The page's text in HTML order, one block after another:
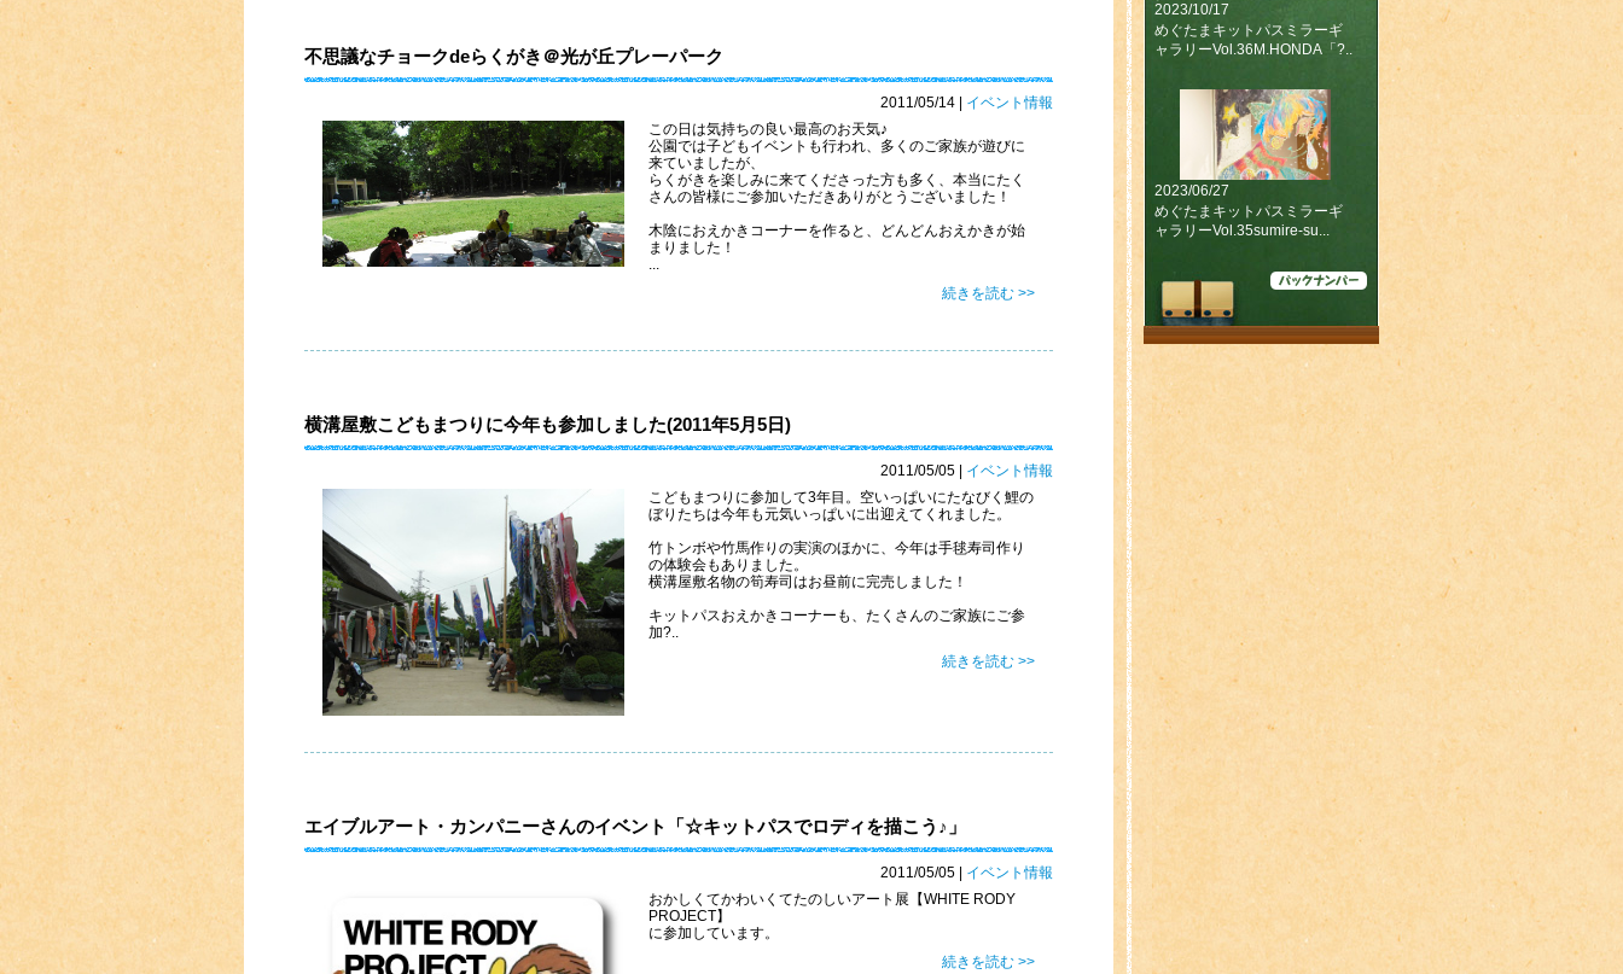
不思議なチョークdeらくがき＠光が丘プレーパーク
2011/05/14 | イベント情報
この日は気持ちの良い最高のお天気♪
公園では子どもイベントも行われ、多くのご家族が遊びに
来ていましたが、
らくがきを楽しみに来てくださった方も多く、本当にたく
さんの皆様にご参加いただきありがとうございました！
木陰におえかきコーナーを作ると、どんどんおえかきが始
まりました！
続きを読む >>
横溝屋敷こどもまつりに今年も参加しました(2011年5月5日)
2011/05/05 | イベント情報
こどもまつりに参加して3年目。空いっぱいにたなびく鯉の
ぼりたちは今年も元気いっぱいに出迎えてくれました。
竹トンボや竹馬作りの実演のほかに、今年は手毬寿司作り
の体験会もありました。
横溝屋敷名物の筍寿司はお昼前に完売しました！
キットパスおえかきコーナーも、たくさんのご家族にご参
加?..
続きを読む >>
エイブルアート・カンパニーさんのイベント「☆キットパスでロディを描こう♪」
2011/05/05 | イベント情報
おかしくてかわいくてたのしいアート展【WHITE RODY
PROJECT】
に参加しています。
続きを読む >>
2023/10/17
めぐたまキットパスミラーギ
ャラリーVol.36M.HONDA「?..
2023/06/27
めぐたまキットパスミラーギ
ャラリーVol.35sumire-su...